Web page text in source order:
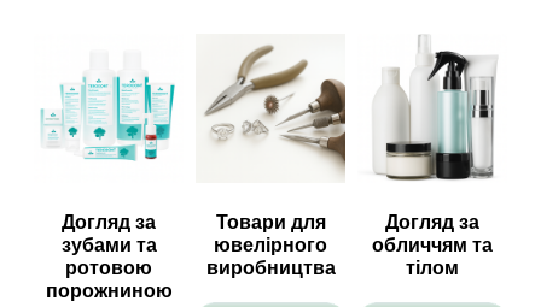
Догляд за
зубами та
ротовою
порожниною
Товари для
ювелірного
виробництва
Догляд за
обличчям та
тілом